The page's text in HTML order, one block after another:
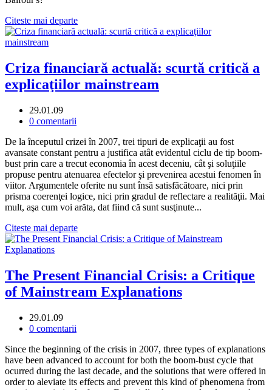
Citeste mai departe
Criza financiară actuală: scurtă critică a
explicaţiilor mainstream
29.01.09
0 comentarii
De la începutul crizei în 2007, trei tipuri de explicaţii au fost
avansate constant pentru a justifica atât evidentul ciclu de tip boom-
bust prin care a trecut economia în acest deceniu, cât şi soluţiile
propuse pentru atenuarea efectelor şi prevenirea acestui fenomen în
viitor. Argumentele oferite nu sunt însă satisfăcătoare, nici prin
prisma coerenţei logice, nici prin gradul de reflectare a realităţii. Mai
mult, aşa cum voi arăta, dat fiind că sunt susţinute...
Citeste mai departe
The Present Financial Crisis: a Critique
of Mainstream Explanations
29.01.09
0 comentarii
Since the beginning of the crisis in 2007, three types of explanations
have been advanced to account for both the boom-bust cycle that
ocurred during the last decade, and the solutions that were offered in
order to aleviate its effects and prevent this kind of phenomena from